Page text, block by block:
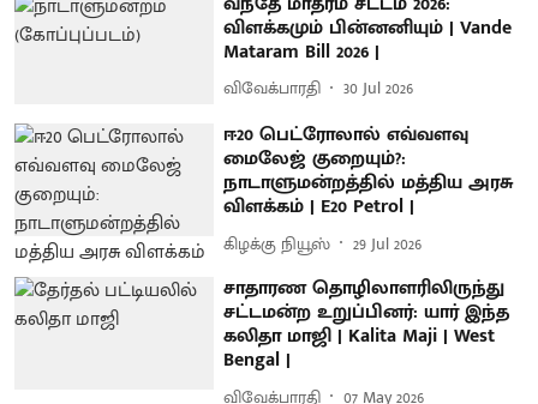
விளக்கமும் பின்னனியும் | Vande
Mataram Bill 2026 |
விவேக்பாரதி 30 Jul 2026
ஈ20 பெட்ரோலால் எவ்வளவு
மைலேஜ் குறையும்?:
நாடாளுமன்றத்தில் மத்திய அரசு
விளக்கம் | E20 Petrol |
கிழக்கு நியூஸ் 29 Jul 2026
சாதாரண தொழிலாளரிலிருந்து
சட்டமன்ற உறுப்பினர்: யார் இந்த
கலிதா மாஜி | Kalita Maji | West
Bengal |
விவேக்பாரதி 07 May 2026